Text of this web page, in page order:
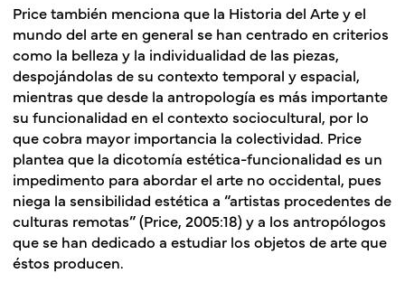
Price también menciona que la Historia del Arte y el
mundo del arte en general se han centrado en criterios
como la belleza y la individualidad de las piezas,
despojándolas de su contexto temporal y espacial,
mientras que desde la antropología es más importante
su funcionalidad en el contexto sociocultural, por lo
que cobra mayor importancia la colectividad. Price
plantea que la dicotomía estética-funcionalidad es un
impedimento para abordar el arte no occidental, pues
niega la sensibilidad estética a “artistas procedentes de
culturas remotas” (Price, 2005:18) y a los antropólogos
que se han dedicado a estudiar los objetos de arte que
éstos producen.